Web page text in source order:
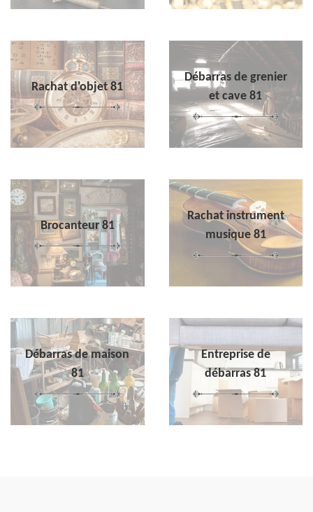
Rachat d'objet 81
Débarras de grenier
et cave 81
Brocanteur 81
Rachat instrument
musique 81
Débarras de maison
81
Entreprise de
débarras 81